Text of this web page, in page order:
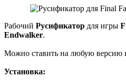
Рабочий Русификатор для игры
Endwalker.
Можно ставить на любую версию
Установка: